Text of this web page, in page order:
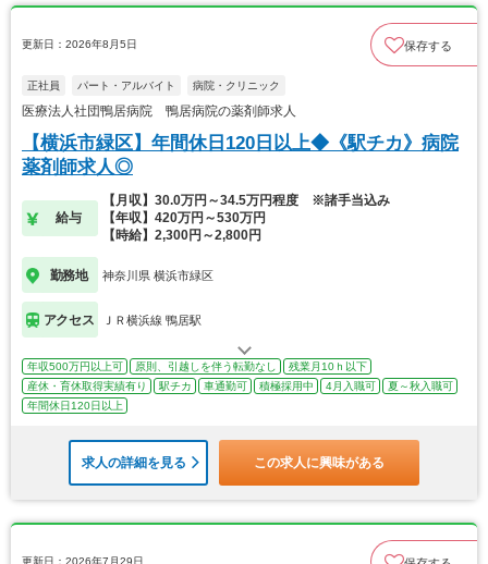
更新日：2026年8月5日 保存する
正社員 パート・アルバイト 病院・クリニック
医療法人社団鴨居病院 鴨居病院の薬剤師求人
【横浜市緑区】年間休日120日以上◆《駅チカ》病院
薬剤師求人◎
給与
【月収】30.0万円～34.5万円程度 ※諸手当込み
【年収】420万円～530万円
【時給】2,300円～2,800円
勤務地 神奈川県 横浜市緑区
アクセス ＪＲ横浜線 鴨居駅
年収500万円以上可 原則、引越しを伴う転勤なし
残業月10ｈ以下
産休・育休取得実績有り
駅チカ 車通勤可 積極採用中 4月入職可
夏～秋入職可
年間休日120日以上
求人の詳細を見る この求人に興味がある
更新日：2026年7月29日